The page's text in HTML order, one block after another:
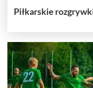
Piłkarskie